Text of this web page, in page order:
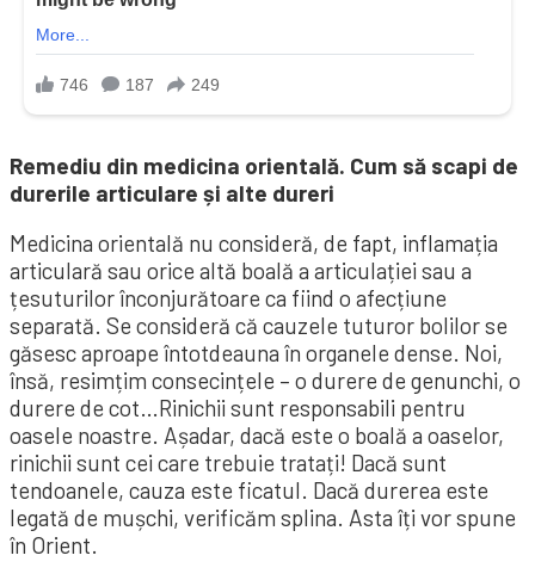
Remediu din medicina orientală. Cum să scapi de
durerile articulare și alte dureri
Medicina orientală nu consideră, de fapt, inflamația
articulară sau orice altă boală a articulației sau a
țesuturilor înconjurătoare ca fiind o afecțiune
separată. Se consideră că cauzele tuturor bolilor se
găsesc aproape întotdeauna în organele dense. Noi,
însă, resimțim consecințele – o durere de genunchi, o
durere de cot…Rinichii sunt responsabili pentru
oasele noastre. Așadar, dacă este o boală a oaselor,
rinichii sunt cei care trebuie tratați! Dacă sunt
tendoanele, cauza este ficatul. Dacă durerea este
legată de mușchi, verificăm splina. Asta îți vor spune
în Orient.